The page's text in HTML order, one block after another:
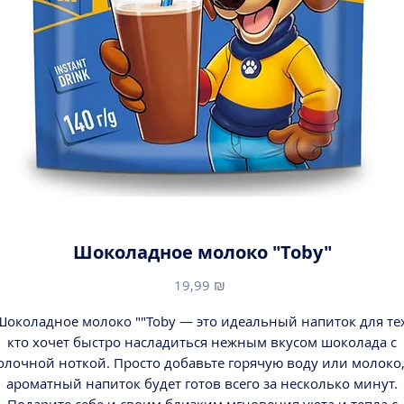
Шоколадное молоко "Toby"
19,99 ₪
молоко ""Toby — это идеальный напиток для
кто хочет быстро насладиться нежным вкусом шоколада с
ноткой. Просто добавьте горячую воду или
ароматный напиток будет готов всего за несколько минут.